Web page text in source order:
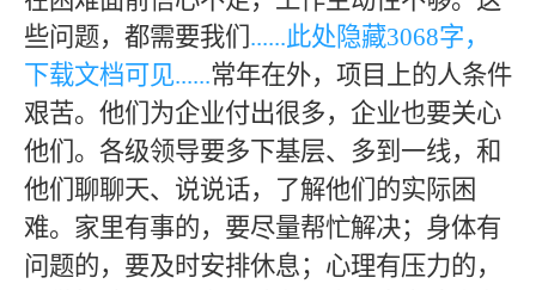
些问题，都需要我们 ......此处隐藏3068字，
下载文档可见......常年在外，项目上的人条件
艰苦。他们为企业付出很多，企业也要关心
他们。各级领导要多下基层、多到一线，和
他们聊聊天、说说话，了解他们的实际困
难。家里有事的，要尽量帮忙解决；身体有
问题的，要及时安排休息；心理有压力的，